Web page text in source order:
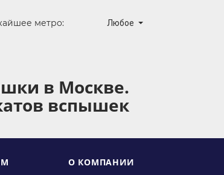
метро: Любое
в Москве.
вспышек
О КОМПАНИИ